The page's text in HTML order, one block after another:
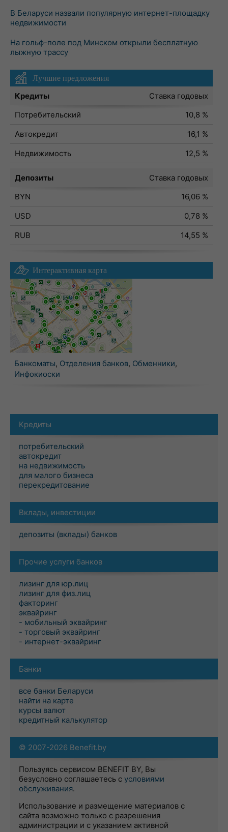
В Беларуси назвали популярную интернет-площадку
недвижимости
На гольф-поле под Минском открыли бесплатную
лыжную трассу
Лучшие предложения
Кредиты
Ставка годовых
Потребительский
10,8 %
Автокредит
16,1 %
Недвижимость
12,5 %
Депозиты
Ставка годовых
BYN
16,06 %
USD
0,78 %
RUB
14,55 %
Интерактивная карта
Банкоматы, Отделения банков, Обменники,
Инфокиоски
Кредиты
потребительский
автокредит
на недвижимость
для малого бизнеса
перекредитование
Вклады, инвестиции
депозиты (вклады) банков
Прочие услуги банков
лизинг для юр.лиц
лизинг для физ.лиц
факторинг
эквайринг
- мобильный эквайринг
- торговый эквайринг
- интернет-эквайринг
Банки
все банки Беларуси
найти на карте
курсы валют
кредитный калькулятор
© 2007-2026 Benefit.by
Пользуясь сервисом BENEFIT BY, Вы
безусловно соглашаетесь с условиями
обслуживания.
Использование и размещение материалов с
сайта возможно только с разрешения
администрации и с указанием активной